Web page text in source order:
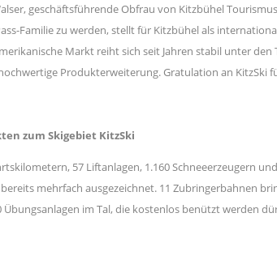
geschäftsführende Obfrau von Kitzbühel
Familie zu werden, stellt für Kitzbühel als
Markt reiht sich seit Jahren stabil unter
Produkterweiterung. Gratulation an KitzSki
zum Skigebiet KitzSki
57 Liftanlagen, 1.160 Schneeerzeugern
mehrfach ausgezeichnet. 11 Zubringerbahnen
Übungsanlagen im Tal, die kostenlos benützt werden